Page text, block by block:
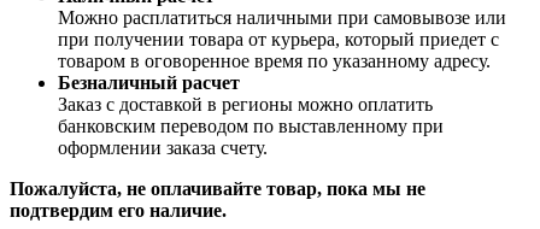
Можно расплатиться наличными при самовывозе или
при получении товара от курьера, который приедет с
товаром в оговоренное время по указанному адресу.
Безналичный расчет
Заказ c доставкой в регионы можно оплатить
банковским переводом по выставленному при
оформлении заказа счету.
Пожалуйста, не оплачивайте товар, пока мы не
подтвердим его наличие.